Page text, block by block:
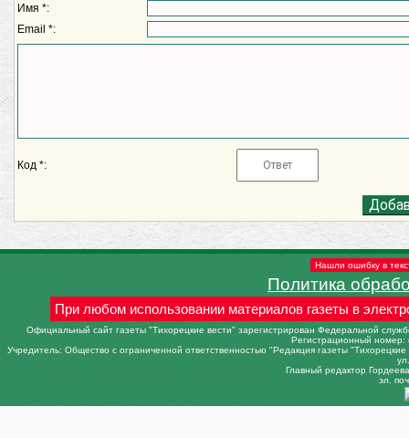
Имя *:
Email *:
Код *:
Нашли ошибку в
Политика
При любом использовании материалов газеты в
Официальный сайт газеты "Тихорецкие вести" зарегистрирован Федеральной
Регистрационный
Учредитель: Общество с ограниченной ответственностью "Редакция газеты
Главный редактор
эл.